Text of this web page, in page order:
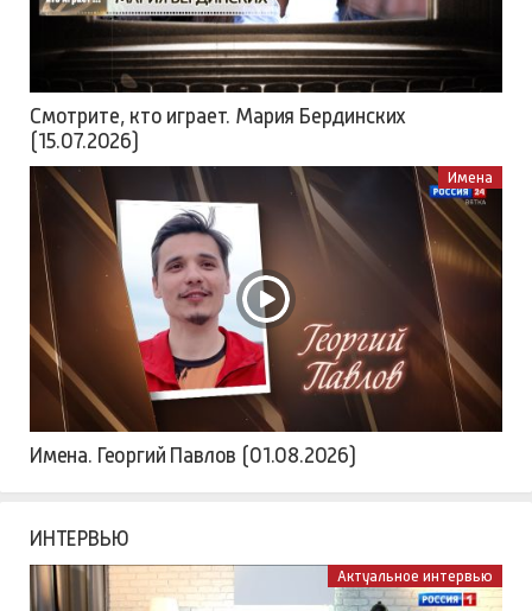
Смотрите, кто играет. Мария Бердинских
(15.07.2026)
Имена
Имена. Георгий Павлов (01.08.2026)
ИНТЕРВЬЮ
Актуальное интервью